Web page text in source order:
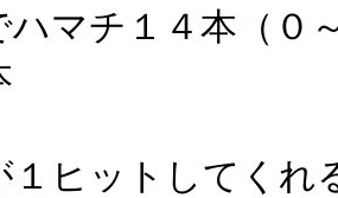
ハマチ１４本（０
１ヒットしてくれ